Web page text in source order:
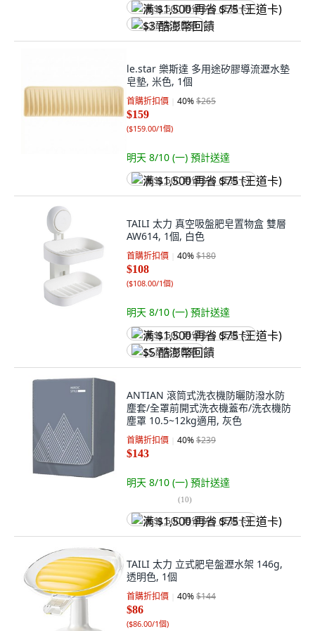
满 $1,500 再省 $75 (王道卡)
$3 酷澎幣回饋
le.star 樂斯達 多用途矽膠導流瀝水墊
皂墊, 米色, 1個
首購折扣價 40%$265
$159
($159.00/1個)
明天 8/10 (一) 預計送達
满 $1,500 再省 $75 (王道卡)
TAILI 太力 真空吸盤肥皂置物盒 雙層
AW614, 1個, 白色
首購折扣價 40%$180
$108
($108.00/1個)
明天 8/10 (一) 預計送達
满 $1,500 再省 $75 (王道卡)
$5 酷澎幣回饋
ANTIAN 滾筒式洗衣機防曬防潑水防
塵套/全罩前開式洗衣機蓋布/洗衣機防
塵罩 10.5~12kg適用, 灰色
首購折扣價 40%$239
$143
明天 8/10 (一) 預計送達
(10)
满 $1,500 再省 $75 (王道卡)
TAILI 太力 立式肥皂盤瀝水架 146g,
透明色, 1個
首購折扣價 40%$144
$86
($86.00/1個)